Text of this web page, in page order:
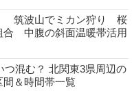
筑波山でミカン狩り 桜
合 中腹の斜面温暖帯活用
つ混む？ 北関東3県周辺の
＆時間帯一覧